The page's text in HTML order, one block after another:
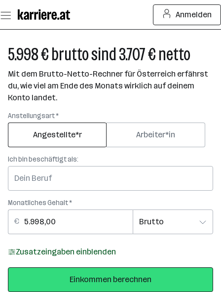
Seiteninhalt
springen
Anmelden
5.998 € brutto sind 3.707 € netto
Mit dem Brutto-Netto-Rechner für Österreich erfährst
du, wie viel am Ende des Monats wirklich auf deinem
Konto landet.
Anstellungsart *
Angestellte*r Arbeiter*in
Ich bin beschäftigt als:
Monatliches Gehalt *
Zusatzeingaben einblenden
Einkommen berechnen